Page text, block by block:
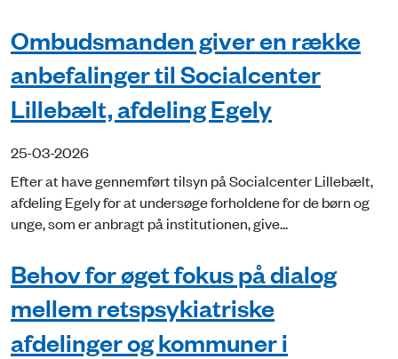
Ombudsmanden giver en række
anbefalinger til Socialcenter
Lillebælt, afdeling Egely
25-03-2026
Efter at have gennemført tilsyn på Socialcenter Lillebælt,
afdeling Egely for at undersøge forholdene for de børn og
unge, som er anbragt på institutionen, give...
Behov for øget fokus på dialog
mellem retspsykiatriske
afdelinger og kommuner i